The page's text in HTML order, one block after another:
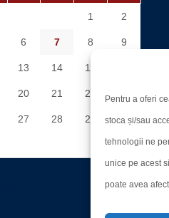
Pentru a oferi
stoca și/sau
tehnologii ne
unice pe acest
poate avea
1 2
6 7 8 9
13 14 15
20 21 22 23
27 28 29 30